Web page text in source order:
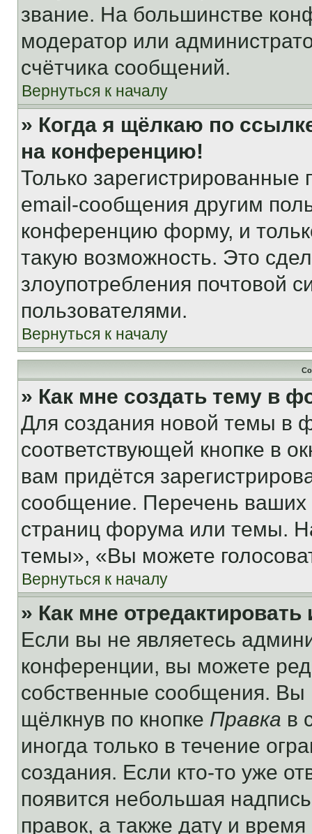
звание. На большинстве
модератор или
счётчика сообщений.
Вернуться к началу
» Когда я щёлкаю по
на конференцию!
Только зарегистрированные
email-сообщения другим
конференцию форму, и
такую возможность. Это
злоупотребления почтовой
пользователями.
Вернуться к началу
» Как мне создать тему в
Для создания новой темы в
соответствующей кнопке в
вам придётся
сообщение. Перечень ваших
страниц форума или темы.
темы», «Вы можете
Вернуться к началу
» Как мне
Если вы не являетесь
конференции, вы можете
собственные сообщения. Вы
щёлкнув по кнопке Правка в
иногда только в течение
создания. Если кто-то уже
появится небольшая
правок, а также дату и